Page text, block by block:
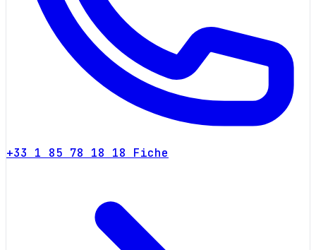
+33 1 85 78 18 18 Fiche